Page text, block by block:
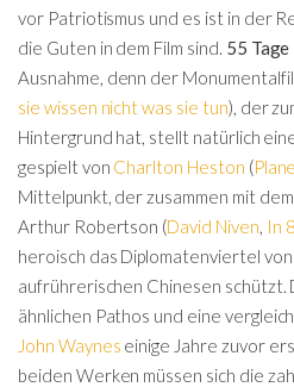
vor Patriotismus und es ist in der
die Guten in dem Film sind. 55
Ausnahme, denn der
sie wissen nicht was sie tun), der
Hintergrund hat, stellt natürlich
gespielt von Charlton Heston (
Mittelpunkt, der zusammen mit
Arthur Robertson (David Niven In
heroisch das Diplomatenviertel
aufrührerischen Chinesen schützt.
ähnlichen Pathos und eine
John Waynes einige Jahre zuvor
beiden Werken müssen sich die